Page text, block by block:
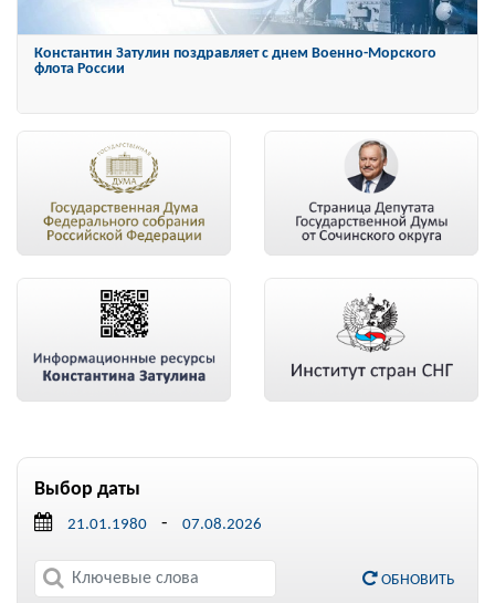
Константин Затулин награжден Орденом «За заслуги перед
Отечеством» IV степени
Выбор даты
-
ОБНОВИТЬ